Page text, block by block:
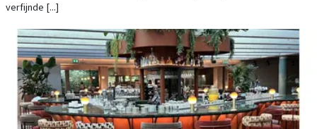
verfijnde [...]